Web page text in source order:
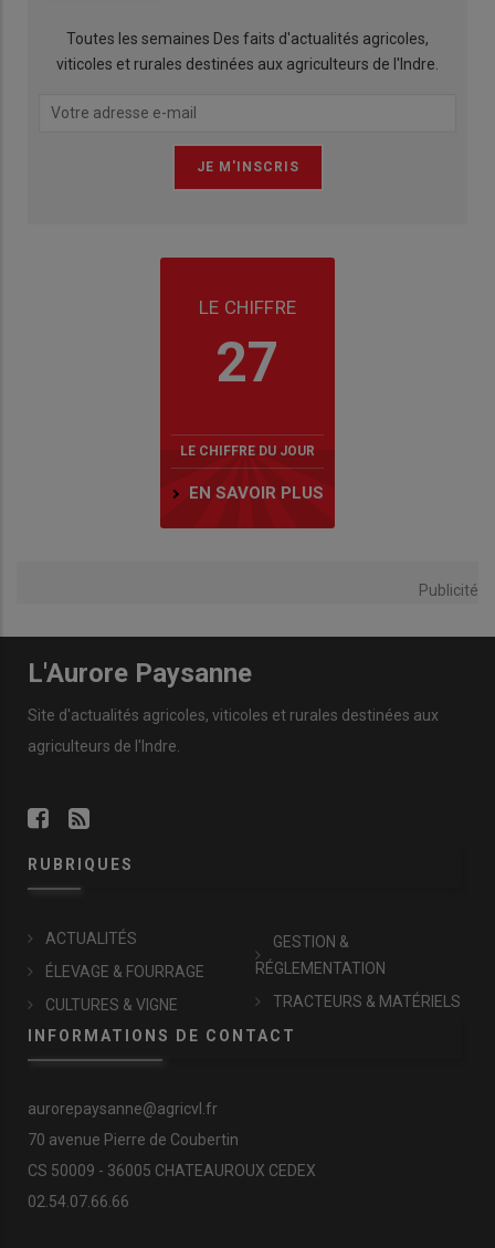
Toutes les semaines Des faits d'actualités agricoles,
viticoles et rurales destinées aux agriculteurs de l'Indre.
LE CHIFFRE
27
LE CHIFFRE DU JOUR
EN SAVOIR PLUS
Publicité
L'Aurore Paysanne
Site d'actualités agricoles, viticoles et rurales destinées aux
agriculteurs de l'Indre.
RUBRIQUES
ACTUALITÉS
ÉLEVAGE & FOURRAGE
CULTURES & VIGNE
GESTION &
RÉGLEMENTATION
TRACTEURS & MATÉRIELS
INFORMATIONS DE CONTACT
aurorepaysanne@agricvl.fr
70 avenue Pierre de Coubertin
CS 50009 - 36005 CHATEAUROUX CEDEX
02.54.07.66.66